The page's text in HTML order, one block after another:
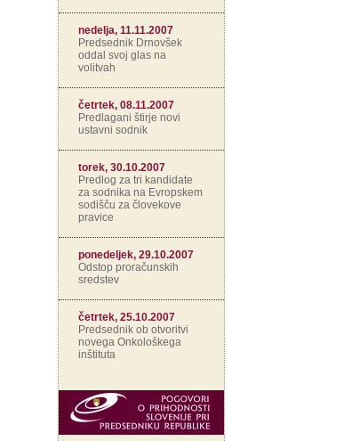
nedelja, 11.11.2007
Predsednik Drnovšek
oddal svoj glas na
volitvah
četrtek, 08.11.2007
Predlagani štirje novi
ustavni sodnik
torek, 30.10.2007
Predlog za tri kandidate
za sodnika na Evropskem
sodišču za človekove
pravice
ponedeljek, 29.10.2007
Odstop proračunskih
sredstev
četrtek, 25.10.2007
Predsednik ob otvoritvi
novega Onkološkega
inštituta